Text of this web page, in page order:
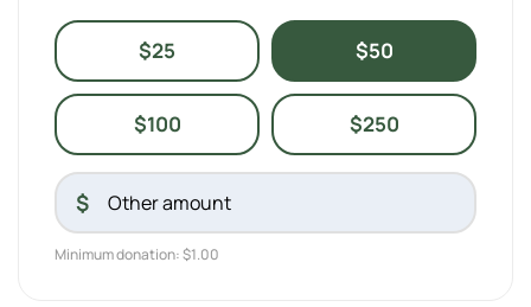
$25 $50
$100 $250
$
Minimum donation: $1.00